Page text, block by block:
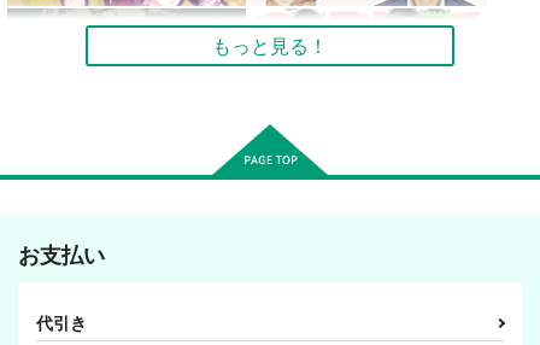
もっと見る！
お支払い
代引き